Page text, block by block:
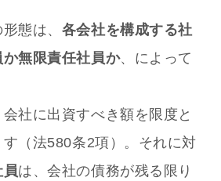
態は、 各会社を構成する社
無限責任社員か、によって
会社に出資すべき額を限度と
す（法580条2項）。それに対
員は、会社の債務が残る限り